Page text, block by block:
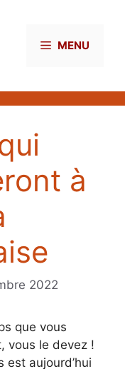
MENU
à
2022
que vous
vous le devez !
est aujourd’hui